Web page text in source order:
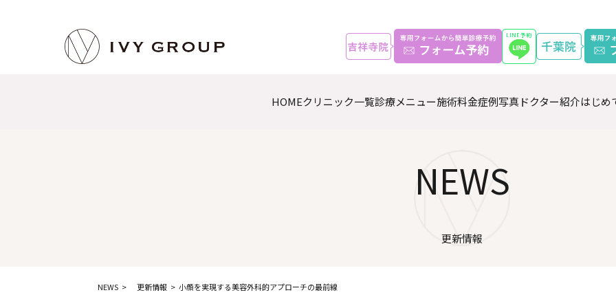
HOMEクリニック一覧診療メニュー施術料金症例写真ドクター紹介はじめ
NEWS
更新情報
NEWS 更新情報 小顔を実現する美容外科的アプローチの最前線